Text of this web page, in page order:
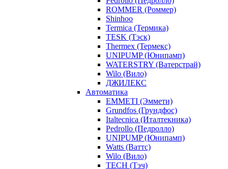
ROMMER (Роммер)
Shinhoo
Termica (Термика)
TESK (Тэск)
Thermex (Термекс)
UNIPUMP (Юнипамп)
WATERSTRY (Ватерстрай)
Wilo (Вило)
ДЖИЛЕКС
Автоматика
EMMETI (Эммети)
Grundfos (Грундфос)
Italtecnica (Италтекника)
Pedrollo (Педролло)
UNIPUMP (Юнипамп)
Watts (Ваттс)
Wilo (Вило)
TECH (Тэч)